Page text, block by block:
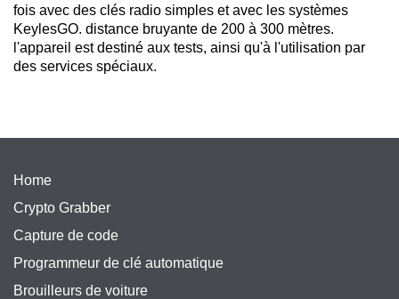
fois avec des clés radio simples et avec les systèmes
KeylesGO. distance bruyante de 200 à 300 mètres.
l'appareil est destiné aux tests, ainsi qu'à l'utilisation par
des services spéciaux.
Home
Crypto Grabber
Capture de code
Programmeur de clé automatique
Brouilleurs de voiture